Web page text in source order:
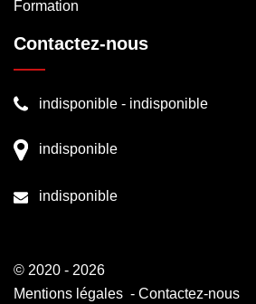
Formation
Contactez-nous
indisponible - indisponible
indisponible
indisponible
© 2020 - 2026
Mentions légales - Contactez-nous